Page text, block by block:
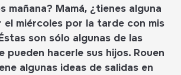
mañana? Mamá, ¿tienes alguna
el miércoles por la tarde con mis
son sólo algunas de las
pueden hacerle sus hijos. Rouen
algunas ideas de salidas en